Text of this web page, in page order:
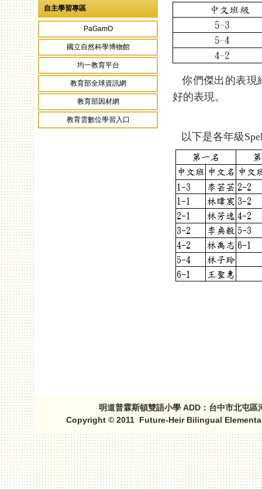
自主學習專區
PaGamO
國立自然科學博物館
均一教育平台
教育部全球資訊網
教育部因材網
教育雲數位學習入口
你們傑出的表現
好的表現。
以下是各年級
明道普霖斯頓雙語小學 ADD：台中市北屯
Copyright © 2011 Future-Heir Bilingual